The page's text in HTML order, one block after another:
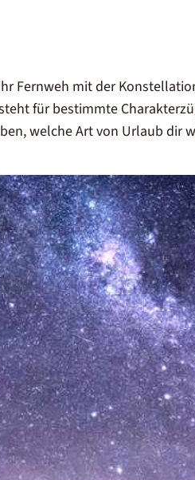
Fernweh mit der
für bestimmte
welche Art von Urlaub dir